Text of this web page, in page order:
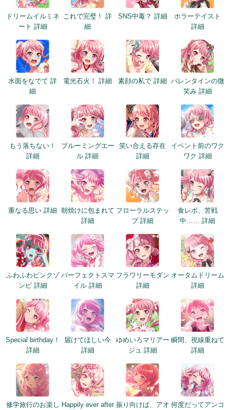
ドリームイルミネ
ート 詳細
これで完璧！ 詳
細
SNS中毒？ 詳細
ホラーテイスト
詳細
水面をなでて 詳
細
電光石火！ 詳細 素顔の私で 詳細 バレンタインの微
笑み 詳細
もう落ちない！
詳細
ブルーミングエー
ル 詳細
笑い合える存在
詳細
イベント前のワク
ワク 詳細
重なる思い 詳細 朝焼けに包まれて
詳細
フローラルステッ
プ 詳細
食レポ、苦戦
中…… 詳細
ふわふわピンクゾ
ンビ 詳細
パーフェクトスマ
イル 詳細
フラワリーモダン
詳細
オータムドリーム
詳細
Special birthday！
詳細
届けてほしい今
詳細
ゆめいろマリアー
ジュ 詳細
瞬間、視線重ねて
詳細
修学旅行のお楽し Happily ever after 振り向けば、アオ 何度だってアンコ